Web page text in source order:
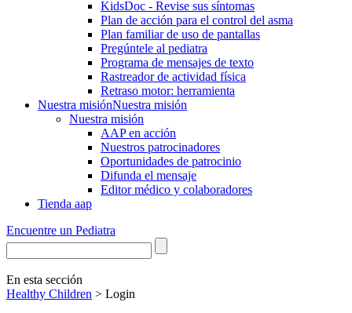
KidsDoc - Revise sus síntomas
Plan de acción para el control del asma
Plan familiar de uso de pantallas
Pregúntele al pediatra
Programa de mensajes de texto
Rastre​​ador de activida​d física
Retraso motor: herramienta
Nuestra misiónNuestra misión
Nuestra misión
AAP en acción
Nuestros patrocinadores
Oportunidades de patrocinio
Difunda el mensaje
Editor médico y colaboradores
Tienda aap
Encuentre un Pediatra
En esta sección
Healthy Children > Login